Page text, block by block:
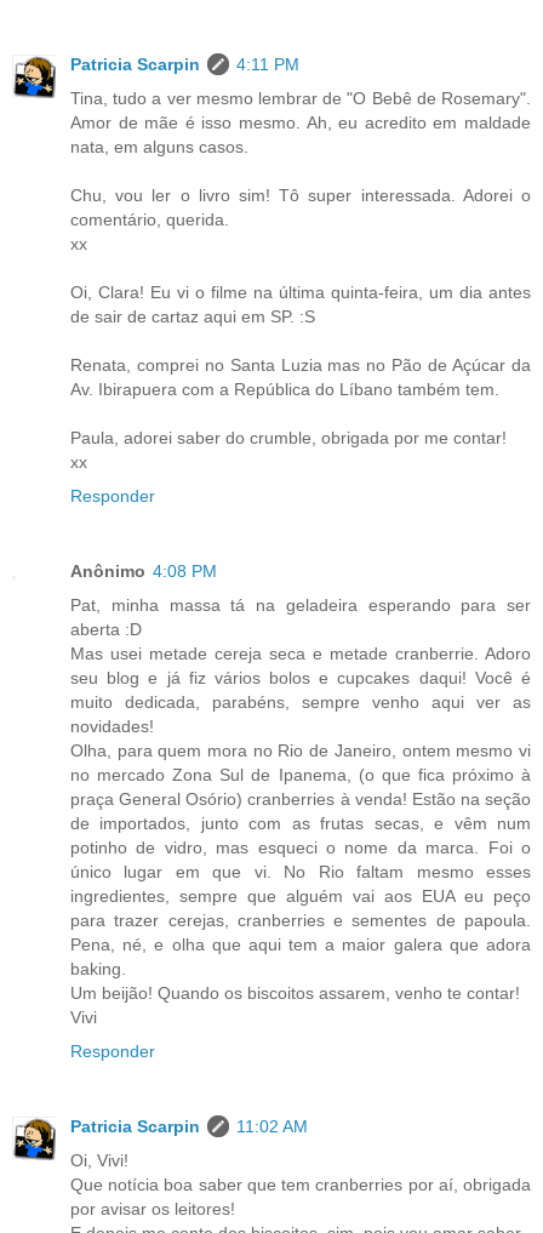
Patricia Scarpin
4:11 PM
Tina, tudo a ver mesmo lembrar de "O Bebê de Rosemary".
Amor de mãe é isso mesmo. Ah, eu acredito em maldade
nata, em alguns casos.
Chu, vou ler o livro sim! Tô super interessada. Adorei o
comentário, querida.
xx
Oi, Clara! Eu vi o filme na última quinta-feira, um dia antes
de sair de cartaz aqui em SP. :S
Renata, comprei no Santa Luzia mas no Pão de Açúcar da
Av. Ibirapuera com a República do Líbano também tem.
Paula, adorei saber do crumble, obrigada por me contar!
xx
Responder
Anônimo 4:08 PM
Pat, minha massa tá na geladeira esperando para ser
aberta :D
Mas usei metade cereja seca e metade cranberrie. Adoro
seu blog e já fiz vários bolos e cupcakes daqui! Você é
muito dedicada, parabéns, sempre venho aqui ver as
novidades!
Olha, para quem mora no Rio de Janeiro, ontem mesmo vi
no mercado Zona Sul de Ipanema, (o que fica próximo à
praça General Osório) cranberries à venda! Estão na seção
de importados, junto com as frutas secas, e vêm num
potinho de vidro, mas esqueci o nome da marca. Foi o
único lugar em que vi. No Rio faltam mesmo esses
ingredientes, sempre que alguém vai aos EUA eu peço
para trazer cerejas, cranberries e sementes de papoula.
Pena, né, e olha que aqui tem a maior galera que adora
baking.
Um beijão! Quando os biscoitos assarem, venho te contar!
Vivi
Responder
Patricia Scarpin
11:02 AM
Oi, Vivi!
Que notícia boa saber que tem cranberries por aí, obrigada
por avisar os leitores!